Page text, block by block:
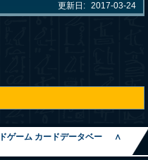
更新日: 2017-03-24
ゲーム カードデータベー
∧